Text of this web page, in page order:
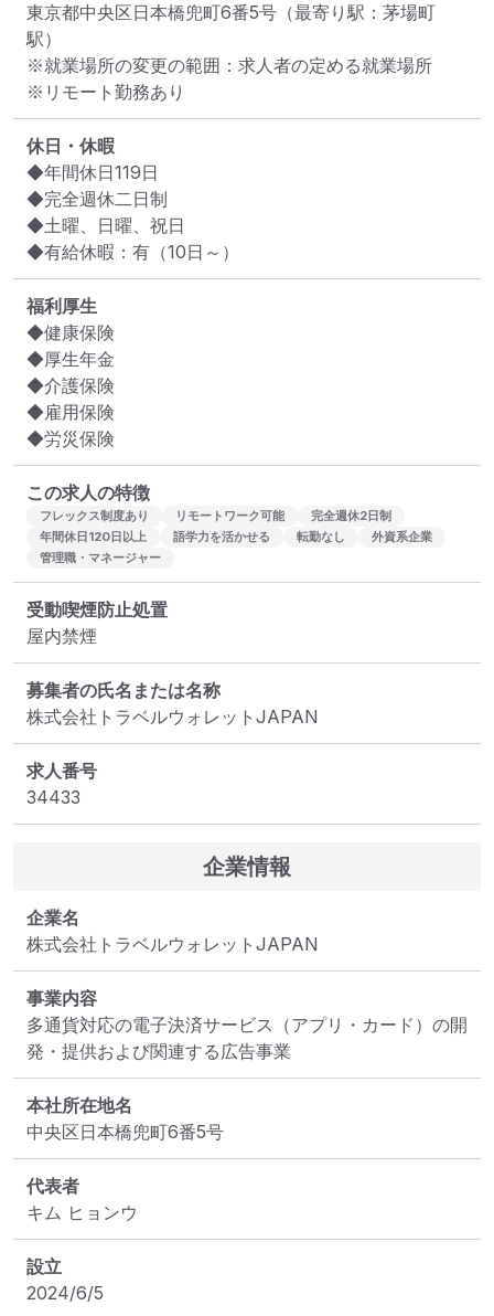
東京都中央区日本橋兜町6番5号 （最寄り駅：茅場町
駅）
※就業場所の変更の範囲：求人者の定める就業場所
※リモート勤務あり
休日・休暇
◆年間休日119日
◆完全週休二日制
◆土曜、日曜、祝日
◆有給休暇：有（10日～）
福利厚生
◆健康保険
◆厚生年金
◆介護保険
◆雇用保険
◆労災保険
この求人の特徴
フレックス制度あり リモートワーク可能
完全週休2日制
年間休日120日以上
語学力を活かせる 転勤なし
外資系企業
管理職・マネージャー
受動喫煙防止処置
屋内禁煙
募集者の氏名または名称
株式会社トラベルウォレットJAPAN
求人番号
34433
企業情報
企業名
株式会社トラベルウォレットJAPAN
事業内容
多通貨対応の電子決済サービス（アプリ・カード）の開
発・提供および関連する広告事業
本社所在地名
中央区日本橋兜町6番5号
代表者
キム ヒョンウ
設立
2024/6/5